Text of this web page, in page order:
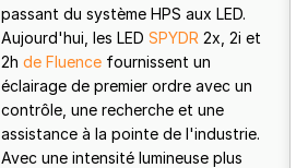
passant du système HPS aux LED.
Aujourd'hui, les LEDSPYDR 2x, 2i et
2hde Fluence fournissent un
éclairage de premier ordre avec un
contrôle, une recherche et une
assistance à la pointe de l'industrie.
Avec une intensité lumineuse plus